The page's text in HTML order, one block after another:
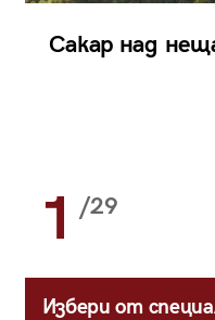
Сакар над
1 /29
Избери от